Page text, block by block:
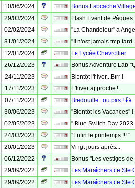
10/06/2024
Bonus Labcache
29/03/2024
Flash Event de Pâques
02/02/2024
''La Chandeleur'' à
31/01/2024
''Il n'est jamais trop
12/01/2024
Le Lycée Chevrollier
26/12/2023
Bonus Adventure Lab
24/11/2023
Bientôt l'hiver...Brrr !
17/11/2023
L'hiver approche !...
07/11/2023
Bredouille...ou pas ! 🎣
30/06/2023
''Bientôt les Vacances'' !
02/05/2023
'' Blue Switch Day 2023
24/03/2023
''Enfin le printemps !!! ''
20/01/2023
Vingt jours après...
06/12/2022
Bonus "Les vestiges
29/09/2022
Les Maraîchers de Ste
29/09/2022
Les Maraîchers de Ste